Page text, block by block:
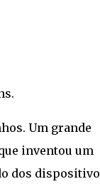
Um grande
inventou um
dos